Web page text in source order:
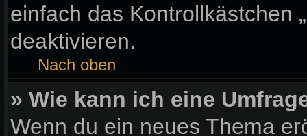
einfach das Kontrollkästchen
deaktivieren.
Nach oben
» Wie kann ich eine
Wenn du ein neues Thema